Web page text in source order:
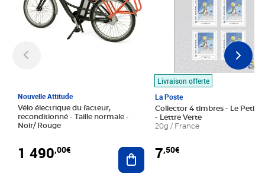
Nouvelle Attitude
Vélo électrique du facteur,
reconditionné - Taille normale -
Noir/ Rouge
1 490,00€ Ajouter au panier
Livraison offerte
La Poste
Collector 4 timbres - Le Petit
- Lettre Verte
20g / France
7,50€